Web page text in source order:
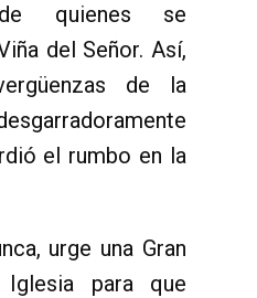
quienes se
del Señor. Así,
de la
el rumbo en la
urge una Gran
para que